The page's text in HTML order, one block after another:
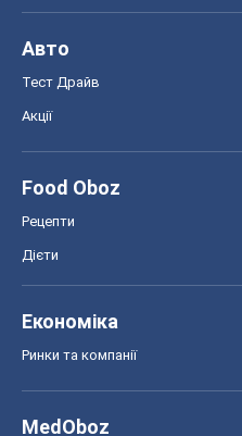
Авто
Тест Драйв
Акції
Food Oboz
Рецепти
Дієти
Економіка
Ринки та компанії
MedOboz